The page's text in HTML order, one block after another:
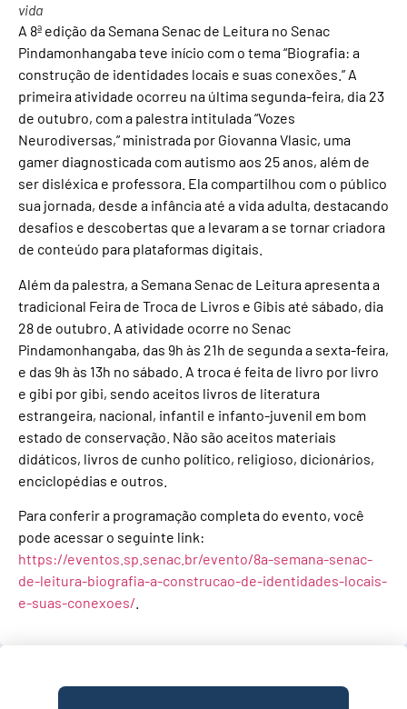
vida
A 8ª edição da Semana Senac de Leitura no Senac
Pindamonhangaba teve início com o tema “Biografia: a
construção de identidades locais e suas conexões.” A
primeira atividade ocorreu na última segunda-feira, dia 23
de outubro, com a palestra intitulada “Vozes
Neurodiversas,” ministrada por Giovanna Vlasic, uma
gamer diagnosticada com autismo aos 25 anos, além de
ser disléxica e professora. Ela compartilhou com o público
sua jornada, desde a infância até a vida adulta, destacando
desafios e descobertas que a levaram a se tornar criadora
de conteúdo para plataformas digitais.
Além da palestra, a Semana Senac de Leitura apresenta a
tradicional Feira de Troca de Livros e Gibis até sábado, dia
28 de outubro. A atividade ocorre no Senac
Pindamonhangaba, das 9h às 21h de segunda a sexta-feira,
e das 9h às 13h no sábado. A troca é feita de livro por livro
e gibi por gibi, sendo aceitos livros de literatura
estrangeira, nacional, infantil e infanto-juvenil em bom
estado de conservação. Não são aceitos materiais
didáticos, livros de cunho político, religioso, dicionários,
enciclopédias e outros.
Para conferir a programação completa do evento, você
pode acessar o seguinte link:
https://eventos.sp.senac.br/evento/8a-semana-senac-
de-leitura-biografia-a-construcao-de-identidades-locais-
e-suas-conexoes/